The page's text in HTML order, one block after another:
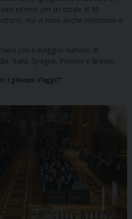
interno per un totale di 90
, ma vi sono anche Visitatorie e
con il maggior numero di
Italia, Spagna, Polonia e Brasile.
i giovani d’oggi?”